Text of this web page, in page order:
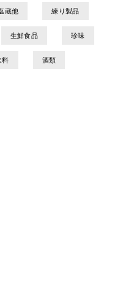
蔵他 練り製品
生鮮食品 珍味
料 酒類